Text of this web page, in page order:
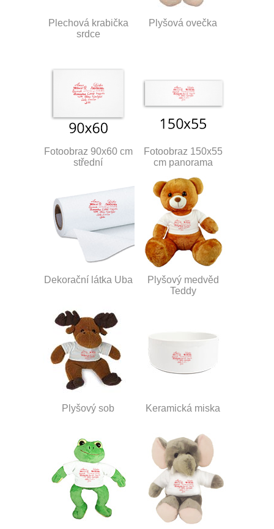
Plechová krabička
srdce
Plyšová ovečka
Fotoobraz 90x60 cm
střední
Fotoobraz 150x55
cm panorama
Dekorační látka Uba
Plyšový medvěd
Teddy
Plyšový sob Keramická miska